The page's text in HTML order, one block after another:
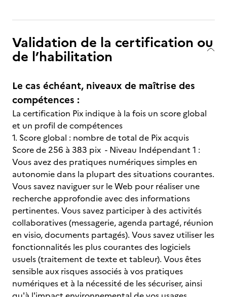
Validation de la certification ou
de l’habilitation
Le cas échéant, niveaux de maîtrise des
compétences :
La certification Pix indique à la fois un score global
et un profil de compétences
1. Score global : nombre de total de Pix acquis
Score de 256 à 383 pix - Niveau Indépendant 1 :
Vous avez des pratiques numériques simples en
autonomie dans la plupart des situations courantes.
Vous savez naviguer sur le Web pour réaliser une
recherche approfondie avec des informations
pertinentes. Vous savez participer à des activités
collaboratives (messagerie, agenda partagé, réunion
en visio, documents partagés). Vous savez utiliser les
fonctionnalités les plus courantes des logiciels
usuels (traitement de texte et tableur). Vous êtes
sensible aux risques associés à vos pratiques
numériques et à la nécessité de les sécuriser, ainsi